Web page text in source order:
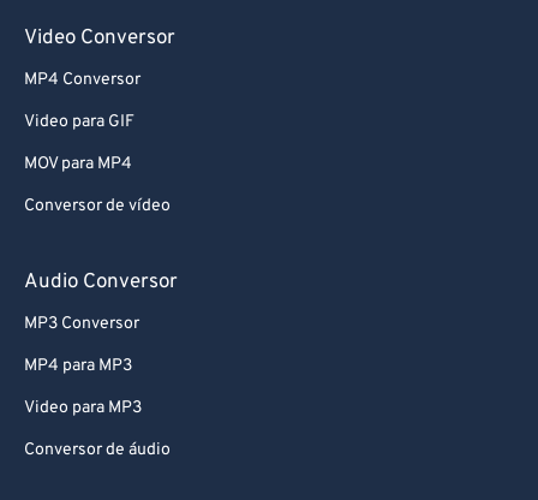
Video Conversor
MP4 Conversor
Video para GIF
MOV para MP4
Conversor de vídeo
Audio Conversor
MP3 Conversor
MP4 para MP3
Video para MP3
Conversor de áudio